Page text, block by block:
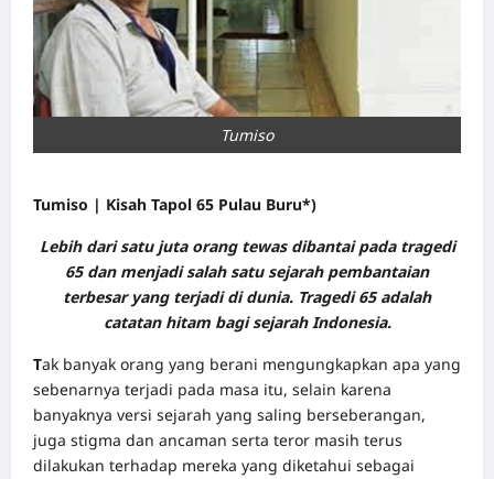
Tumiso
Tumiso | Kisah Tapol 65 Pulau Buru*)
Lebih dari satu juta orang tewas dibantai pada tragedi
65 dan menjadi salah satu sejarah pembantaian
terbesar yang terjadi di dunia. Tragedi 65 adalah
catatan hitam bagi sejarah Indonesia.
Tak banyak orang yang berani mengungkapkan apa yang
sebenarnya terjadi pada masa itu, selain karena
banyaknya versi sejarah yang saling berseberangan,
juga stigma dan ancaman serta teror masih terus
dilakukan terhadap mereka yang diketahui sebagai